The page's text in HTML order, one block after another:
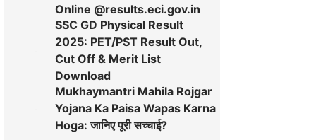
Online @results.eci.gov.in
SSC GD Physical Result
2025: PET/PST Result Out,
Cut Off & Merit List
Download
Mukhaymantri Mahila Rojgar
Yojana Ka Paisa Wapas Karna
Hoga: जानिए पूरी सच्चाई?